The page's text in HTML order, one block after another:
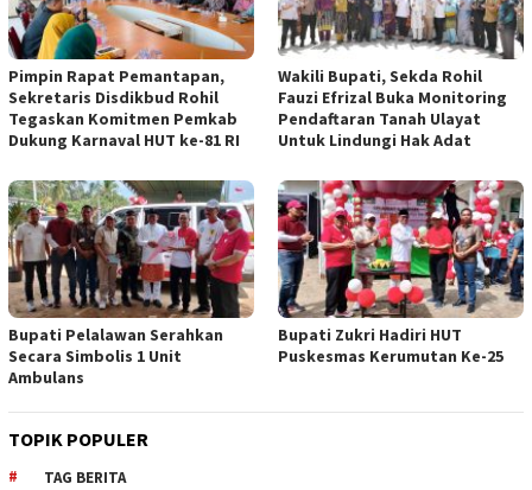
Pimpin Rapat Pemantapan,
Sekretaris Disdikbud Rohil
Tegaskan Komitmen Pemkab
Dukung Karnaval HUT ke-81 RI
Wakili Bupati, Sekda Rohil
Fauzi Efrizal Buka Monitoring
Pendaftaran Tanah Ulayat
Untuk Lindungi Hak Adat
Bupati Pelalawan Serahkan
Secara Simbolis 1 Unit
Ambulans
Bupati Zukri Hadiri HUT
Puskesmas Kerumutan Ke-25
TOPIK POPULER
TAG BERITA